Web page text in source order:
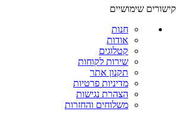
קישורים שימושיים
חנות
אודות
קטלוגים
שירות לקוחות
תקנון אתר
מדיניות פרטיות
הצהרת נגישות
משלוחים והחזרות